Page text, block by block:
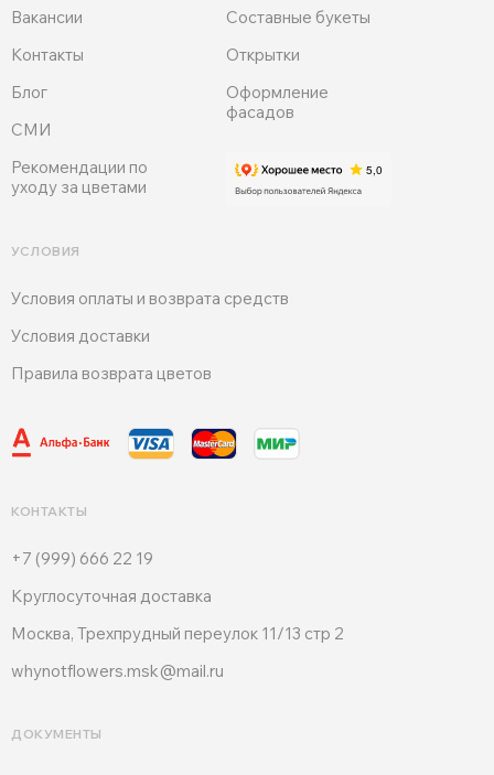
Вакансии
ДОКУМЕНТЫ
УСЛОВИЯ
Блог
СМИ
Рекомендации по
уходу за цветами
Условия оплаты и возврата средств
Условия доставки
Контакты
Правила возврата цветов
+7 (999) 666 22 19
КОНТАКТЫ
Круглосуточная доставка
Москва, Трехпрудный переулок 11/13 стр 2
whynotflowers.msk@mail.ru
Оформление
фасадов
Открытки
Составные букеты